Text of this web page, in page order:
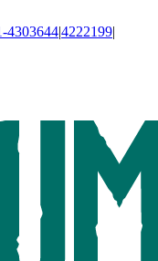
4303644|4222199|